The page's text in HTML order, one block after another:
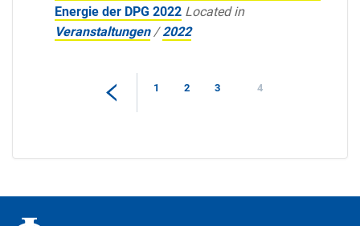
Energie der DPG 2022 Located in
Veranstaltungen /2022
1 2 3 4